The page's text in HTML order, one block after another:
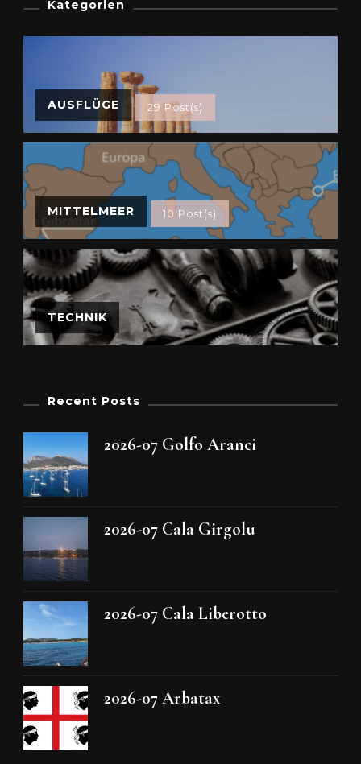
Kategorien
AUSFLÜGE 29 Post(s)
MITTELMEER 10 Post(s)
TECHNIK
Recent Posts
2026-07 Golfo Aranci
2026-07 Cala Girgolu
2026-07 Cala Liberotto
2026-07 Arbatax